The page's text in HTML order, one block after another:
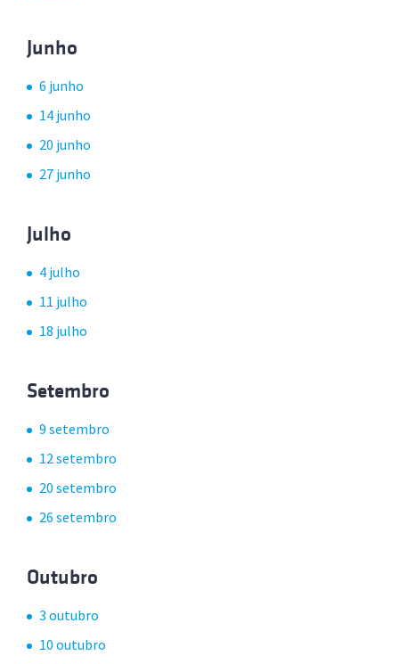
Junho
6 junho
14 junho
20 junho
27 junho
Julho
4 julho
11 julho
18 julho
Setembro
9 setembro
12 setembro
20 setembro
26 setembro
Outubro
3 outubro
10 outubro